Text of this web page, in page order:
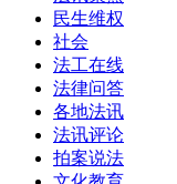
民生维权
社会
法工在线
法律问答
各地法讯
法讯评论
拍案说法